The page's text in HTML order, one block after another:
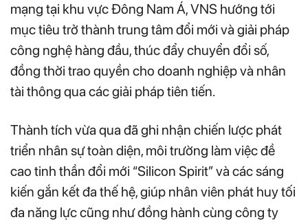
mạng tại khu vực Đông Nam Á, VNS hướng tới
mục tiêu trở thành trung tâm đổi mới và giải pháp
công nghệ hàng đầu, thúc đẩy chuyển đổi số,
đồng thời trao quyền cho doanh nghiệp và nhân
tài thông qua các giải pháp tiên tiến.
Thành tích vừa qua đã ghi nhận chiến lược phát
triển nhân sự toàn diện, môi trường làm việc đề
cao tinh thần đổi mới “Silicon Spirit” và các sáng
kiến gắn kết đa thế hệ, giúp nhân viên phát huy tối
đa năng lực cũng như đồng hành cùng công ty